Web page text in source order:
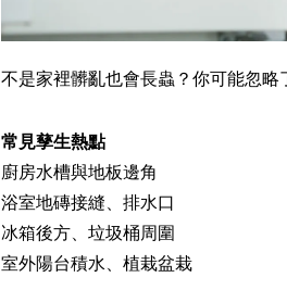
不是家裡髒亂也會長蟲？你可能忽略
常見孳生熱點
廚房水槽與地板邊角
浴室地磚接縫、排水口
冰箱後方、垃圾桶周圍
室外陽台積水、植栽盆栽